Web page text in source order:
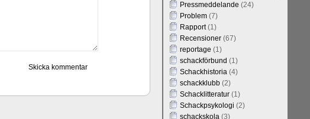
Pressmeddelande (24)
Problem(7)
Rapport(1)
Recensioner(67)
reportage (1)
schackförbund (1)
Schackhistoria(4)
schackklubb(2)
Schacklitteratur(1)
Schackpsykologi (2)
schackskola(3)